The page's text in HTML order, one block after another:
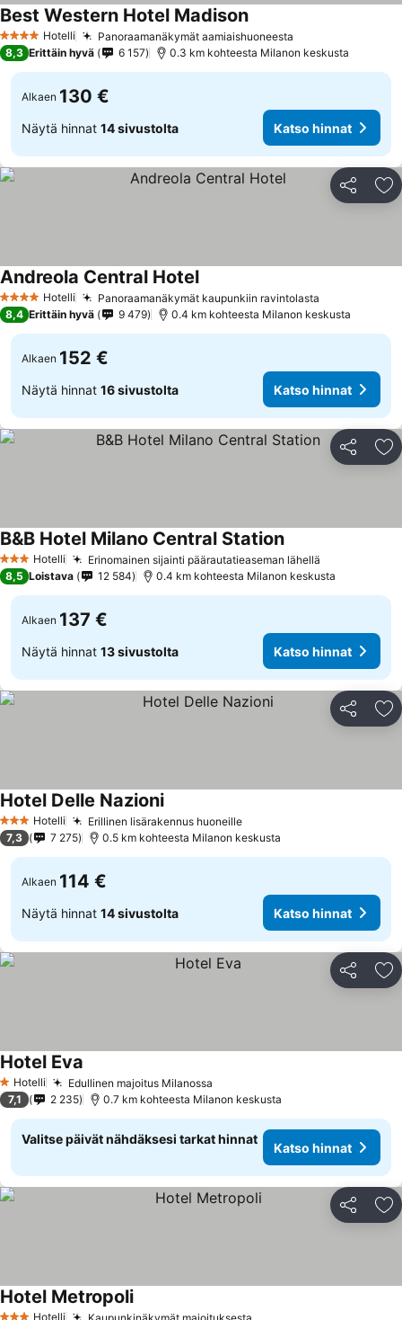
4 Tähtiluokitus
Hotelli Panoraamanäkymät aamiaishuoneesta
Best Western Hotel Madison
8,3 Erittäin hyvä 6 157 0.3 km kohteesta Milanon keskusta
Alkaen 130 €
Näytä hinnat 14 sivustolta Katso hinnat
Jaa
4 Tähtiluokitus
Hotelli Panoraamanäkymät kaupunkiin ravintolasta
Andreola Central Hotel
8,4 Erittäin hyvä 9 479 0.4 km kohteesta Milanon keskusta
Alkaen 152 €
Näytä hinnat 16 sivustolta Katso hinnat
Jaa
3 Tähtiluokitus
Hotelli Erinomainen sijainti päärautatieaseman lähellä
B&B Hotel Milano Central Station
8,5 Loistava 12 584 0.4 km kohteesta Milanon keskusta
Alkaen 137 €
Näytä hinnat 13 sivustolta Katso hinnat
Jaa
3 Tähtiluokitus
Hotelli Erillinen lisärakennus huoneille
Hotel Delle Nazioni
7,3 7 275 0.5 km kohteesta Milanon keskusta
Alkaen 114 €
Näytä hinnat 14 sivustolta Katso hinnat
Jaa
1 Tähtiluokitus
Hotelli Edullinen majoitus Milanossa
Hotel Eva
7,1 2 235 0.7 km kohteesta Milanon keskusta
Valitse päivät nähdäksesi tarkat hinnat
Katso hinnat
Jaa
Hotelli Kaupunkinäkymät majoituksesta
Hotel Metropoli